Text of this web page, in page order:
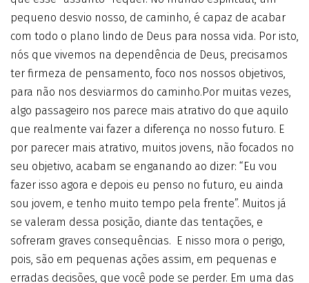
pequeno desvio nosso, de caminho, é capaz de acabar
com todo o plano lindo de Deus para nossa vida. Por isto,
nós que vivemos na dependência de Deus, precisamos
ter firmeza de pensamento, foco nos nossos objetivos,
para não nos desviarmos do caminho.Por muitas vezes,
algo passageiro nos parece mais atrativo do que aquilo
que realmente vai fazer a diferença no nosso futuro. E
por parecer mais atrativo, muitos jovens, não focados no
seu objetivo, acabam se enganando ao dizer: “Eu vou
fazer isso agora e depois eu penso no futuro, eu ainda
sou jovem, e tenho muito tempo pela frente”. Muitos já
se valeram dessa posição, diante das tentações, e
sofreram graves consequências. E nisso mora o perigo,
pois, são em pequenas ações assim, em pequenas e
erradas decisões, que você pode se perder. Em uma das